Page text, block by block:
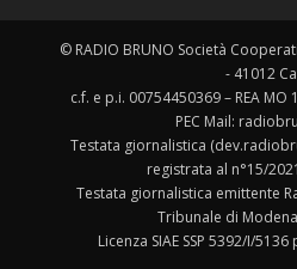
© RADIO BRUNO Società
- 41012
c.f. e p.i. 00754450369 – REA MO
PEC Mail:
Testata giornalistica
registrata al n°15/
Testata giornalistica emittente
Tribunale di
Licenza SIAE SSP 5392/I/